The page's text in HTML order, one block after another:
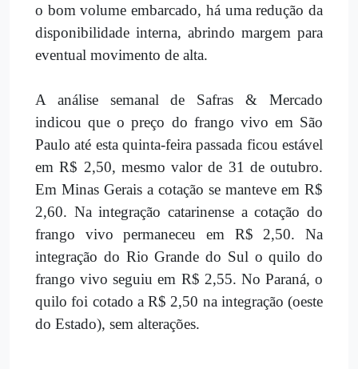
o bom volume embarcado, há uma redução da
disponibilidade interna, abrindo margem para
eventual movimento de alta.
A análise semanal de Safras & Mercado
indicou que o preço do frango vivo em São
Paulo até esta quinta-feira passada ficou estável
em R$ 2,50, mesmo valor de 31 de outubro.
Em Minas Gerais a cotação se manteve em R$
2,60. Na integração catarinense a cotação do
frango vivo permaneceu em R$ 2,50. Na
integração do Rio Grande do Sul o quilo do
frango vivo seguiu em R$ 2,55. No Paraná, o
quilo foi cotado a R$ 2,50 na integração (oeste
do Estado), sem alterações.